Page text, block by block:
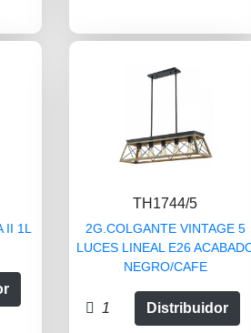
II 1L
TH1744/5
2G.COLGANTE VINTAGE 5
LUCES LINEAL E26
NEGRO/CAFE
1 Distribuidor